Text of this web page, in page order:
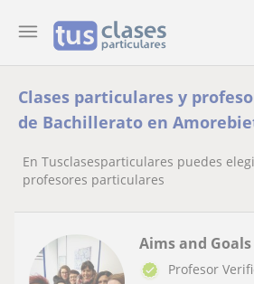
Clases particulares y
de Bachillerato en
En Tusclasesparticulares puedes
profesores particulares
Aims and
Profesor